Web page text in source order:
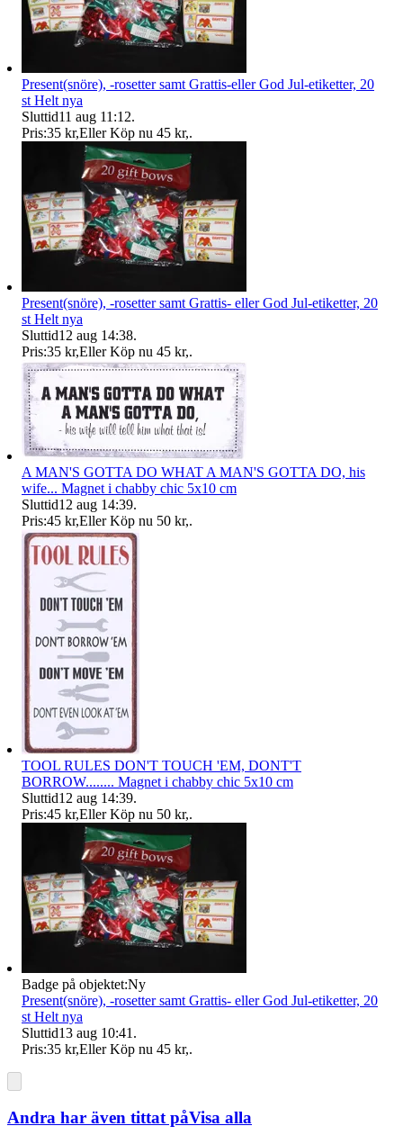
Present(snöre), -rosetter samt Grattis-eller God Jul-etiketter, 20
st Helt nya
Sluttid11 aug 11:12.
Pris:35 kr,Eller Köp nu 45 kr,.
Present(snöre), -rosetter samt Grattis- eller God Jul-etiketter, 20
st Helt nya
Sluttid12 aug 14:38.
Pris:35 kr,Eller Köp nu 45 kr,.
A MAN'S GOTTA DO WHAT A MAN'S GOTTA DO, his
wife... Magnet i chabby chic 5x10 cm
Sluttid12 aug 14:39.
Pris:45 kr,Eller Köp nu 50 kr,.
TOOL RULES DON'T TOUCH 'EM, DONT'T
BORROW........ Magnet i chabby chic 5x10 cm
Sluttid12 aug 14:39.
Pris:45 kr,Eller Köp nu 50 kr,.
Badge på objektet:Ny
Present(snöre), -rosetter samt Grattis- eller God Jul-etiketter, 20
st Helt nya
Sluttid13 aug 10:41 .
Pris:35 kr,Eller Köp nu 45 kr,.
Andra har även tittat påVisa alla